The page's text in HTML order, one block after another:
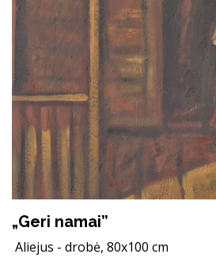
„Geri namai”
Aliejus - drobė, 80x100 cm